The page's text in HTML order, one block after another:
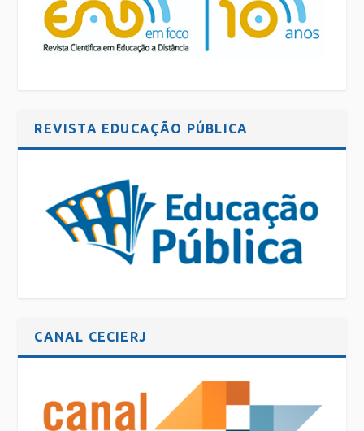
REVISTA EDUCAÇÃO PÚBLICA
CANAL CECIERJ